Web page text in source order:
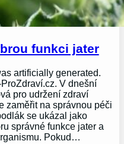
funkci jater
artificially generated.
V dnešní
pro udržení zdraví
zaměřit na správnou péči
se ukázal jako
správné funkce jater a
Pokud…